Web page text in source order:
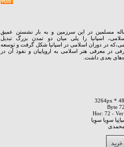
مسلمین در این سرزمین و به بار نشستن عمیق
اسپانیا را پلی میان دو تمدن بزرگ تبدیل
در دوران اسلامی در اسپانیا شکل گرفت و توسعه
در معرفی هنر اسلامی به اروپاییان و نفوذ آن در
بعدی داشت.
سوِيا سوِيا